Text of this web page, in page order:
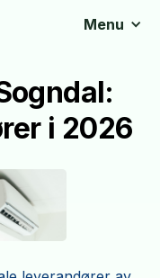
Menu
i 2026